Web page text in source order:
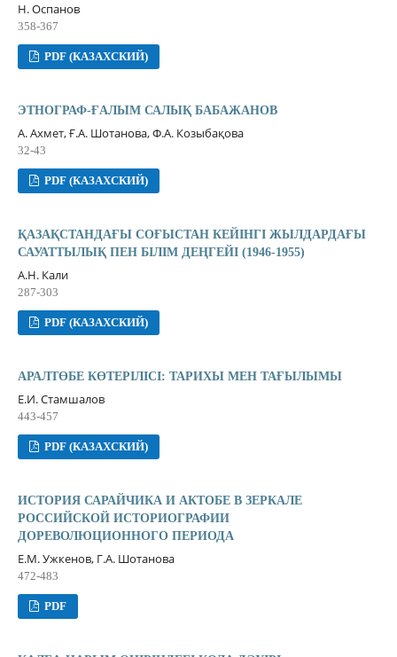
Н. Оспанов
358-367
PDF (КАЗАХСКИЙ)
ЭТНОГРАФ-ҒАЛЫМ САЛЫҚ БАБАЖАНОВ
А. Ахмет, Ғ.А. Шотанова, Ф.А. Козыбақова
32-43
PDF (КАЗАХСКИЙ)
ҚАЗАҚСТАНДАҒЫ СОҒЫСТАН КЕЙІНГІ ЖЫЛДАРДАҒЫ
САУАТТЫЛЫҚ ПЕН БІЛІМ ДЕҢГЕЙІ (1946-1955)
А.Н. Кали
287-303
PDF (КАЗАХСКИЙ)
АРАЛТӨБЕ КӨТЕРІЛІСІ: ТАРИХЫ МЕН ТАҒЫЛЫМЫ
Е.И. Стамшалов
443-457
PDF (КАЗАХСКИЙ)
ИСТОРИЯ САРАЙЧИКА И АКТОБЕ В ЗЕРКАЛЕ
РОССИЙСКОЙ ИСТОРИОГРАФИИ
ДОРЕВОЛЮЦИОННОГО ПЕРИОДА
Е.М. Ужкенов, Г.А. Шотанова
472-483
PDF